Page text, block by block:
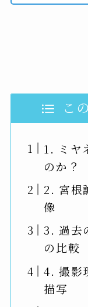
こ
1. ミヤ
のか？
2. 宮根
像
3. 過去
の比較
4. 撮影
描写